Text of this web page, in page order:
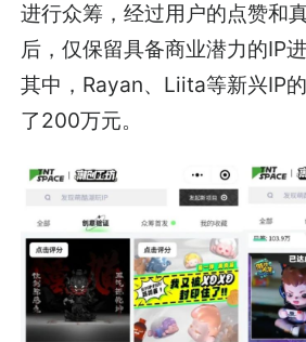
进行众筹，经过用户的点赞和
后，仅保留具备商业潜力的IP
其中，Rayan、Liita等新兴IP
了200万元。